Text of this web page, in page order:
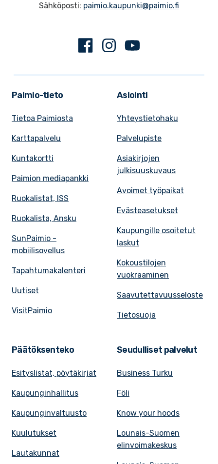
Sähköposti: paimio.kaupunki@paimio.fi
FacebookInstagram
Paimio-tieto
Tietoa Paimiosta
Karttapalvelu
Kuntakortti
Paimion mediapankki
Ruokalistat, ISS
Ruokalista, Ansku
SunPaimio -
mobiilisovellus
Tapahtumakalenteri
Uutiset
VisitPaimio
Asiointi
Yhteystietohaku
Palvelupiste
Asiakirjojen
julkisuuskuvaus
Avoimet työpaikat
Evästeasetukset
Kaupungille osoitetut
laskut
Kokoustilojen
vuokraaminen
Saavutettavuusseloste
Tietosuoja
Päätöksenteko
Esityslistat, pöytäkirjat
Kaupunginhallitus
Kaupunginvaltuusto
Kuulutukset
Lautakunnat
Seudulliset palvelut
Business Turku
Föli
Know your hoods
Lounais-Suomen
elinvoimakeskus